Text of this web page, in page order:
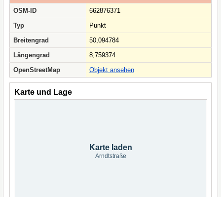
OSM-ID
662876371
Typ
Punkt
Breitengrad
50,094784
Längengrad
8,759374
OpenStreetMap
Objekt ansehen
Karte und Lage
Karte laden
Arndtstraße